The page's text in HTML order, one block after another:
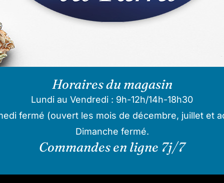
Horaires du magasin
Lundi au Vendredi : 9h-12h/14h-18h30
fermé (ouvert les mois de décembre, juillet et
Dimanche fermé.
Commandes en ligne 7j/7